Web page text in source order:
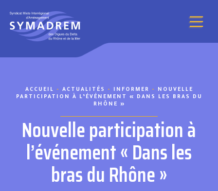
ACCUEIL - ACTUALITÉS - INFORMER -
NOUVELLE
PARTICIPATION À L’ÉVÉNEMENT « DANS LES BRAS DU
RHÔNE »
Nouvelle participation à
l’événement « Dans les
bras du Rhône »